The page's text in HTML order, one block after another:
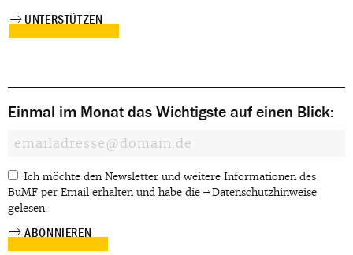
UNTERSTÜTZEN
Einmal im Monat das Wichtigste auf einen Blick:
Ich möchte den Newsletter und weitere Informationen des
BuMF per Email erhalten und habe die
Datenschutzhinweise
gelesen.